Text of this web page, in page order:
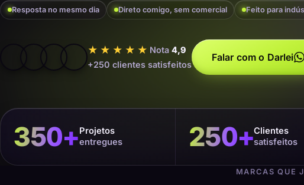
Resposta no mesmo dia Direto comigo, sem comercial Feito para
★★★★★ Nota 4,9
+250 clientes satisfeitos
Falar com o Darlei
350+Projetos
entregues
250+Clientes
satisfeitos
MARCAS QUE